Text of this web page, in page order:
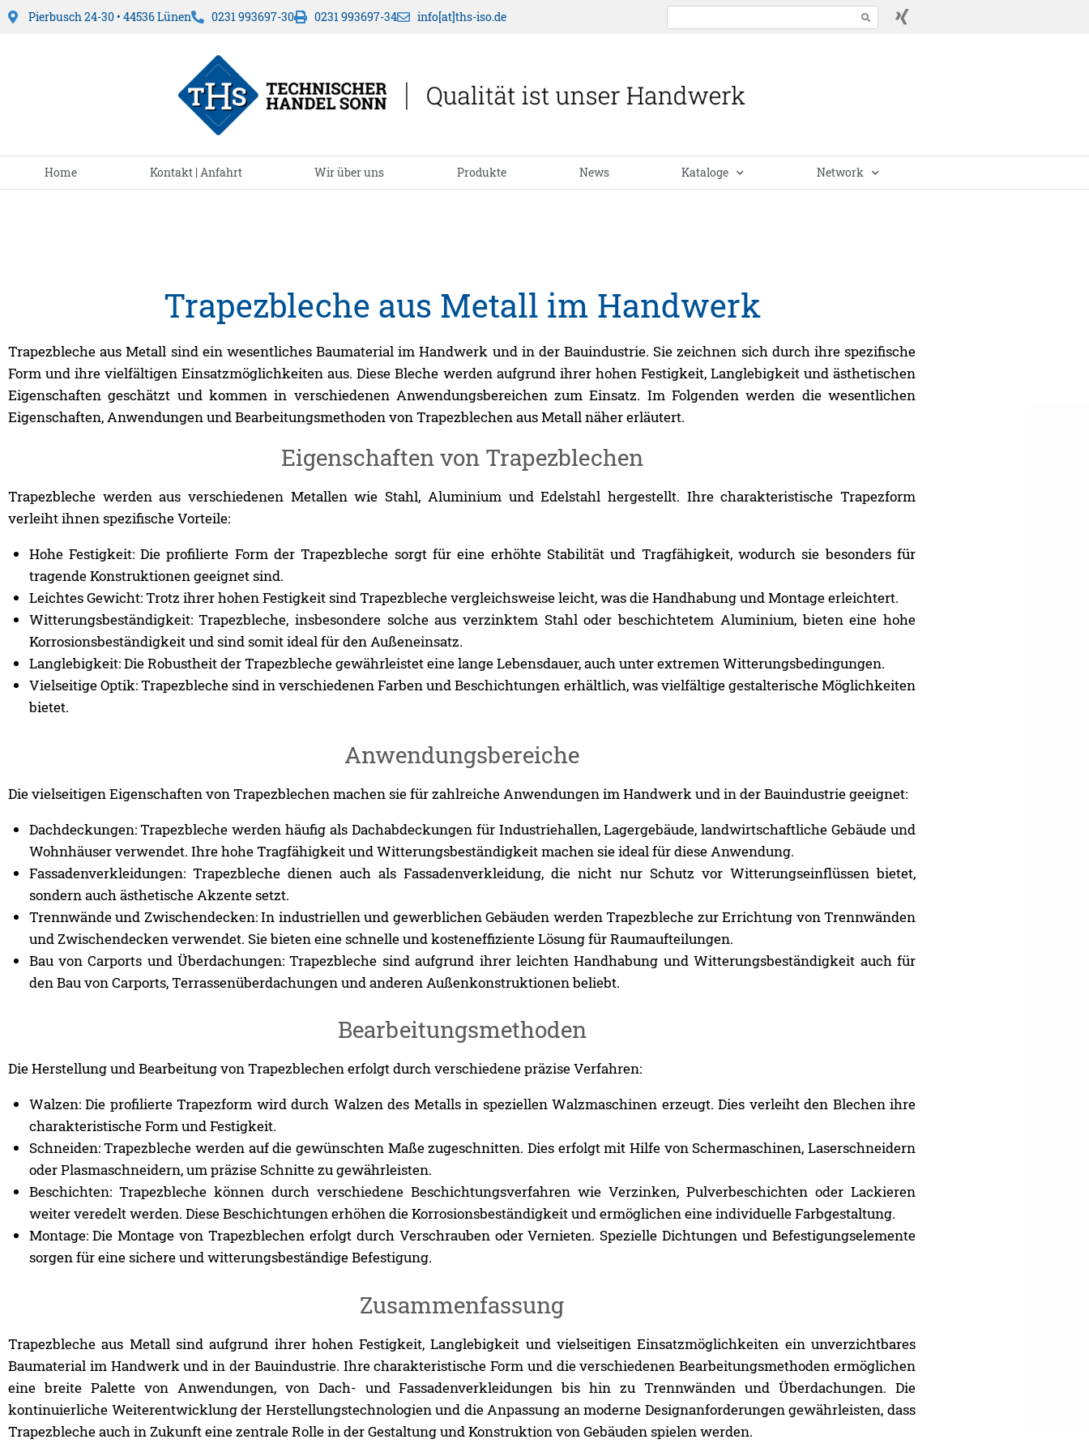
Pierbusch 24-30 • 44536 Lünen 0231 993697-30 0231 993697-34 info[at]ths-iso.de
Home Kontakt | Anfahrt Wir über uns Produkte News Kataloge Network
Trapezbleche aus Metall im Handwerk
Trapezbleche aus Metall sind ein wesentliches Baumaterial im Handwerk und in der Bauindustrie. Sie zeichnen sich durch ihre spezifische
Form und ihre vielfältigen Einsatzmöglichkeiten aus. Diese Bleche werden aufgrund ihrer hohen Festigkeit, Langlebigkeit und ästhetischen
Eigenschaften geschätzt und kommen in verschiedenen Anwendungsbereichen zum Einsatz. Im Folgenden werden die wesentlichen
Eigenschaften, Anwendungen und Bearbeitungsmethoden von Trapezblechen aus Metall näher erläutert.
Eigenschaften von Trapezblechen
Trapezbleche werden aus verschiedenen Metallen wie Stahl, Aluminium und Edelstahl hergestellt. Ihre charakteristische Trapezform
verleiht ihnen spezifische Vorteile:
Hohe Festigkeit: Die profilierte Form der Trapezbleche sorgt für eine erhöhte Stabilität und Tragfähigkeit, wodurch sie besonders für
tragende Konstruktionen geeignet sind.
Leichtes Gewicht: Trotz ihrer hohen Festigkeit sind Trapezbleche vergleichsweise leicht, was die Handhabung und Montage erleichtert.
Witterungsbeständigkeit: Trapezbleche, insbesondere solche aus verzinktem Stahl oder beschichtetem Aluminium, bieten eine hohe
Korrosionsbeständigkeit und sind somit ideal für den Außeneinsatz.
Langlebigkeit: Die Robustheit der Trapezbleche gewährleistet eine lange Lebensdauer, auch unter extremen Witterungsbedingungen.
Vielseitige Optik: Trapezbleche sind in verschiedenen Farben und Beschichtungen erhältlich, was vielfältige gestalterische Möglichkeiten
bietet.
Anwendungsbereiche
Die vielseitigen Eigenschaften von Trapezblechen machen sie für zahlreiche Anwendungen im Handwerk und in der Bauindustrie geeignet:
Dachdeckungen: Trapezbleche werden häufig als Dachabdeckungen für Industriehallen, Lagergebäude, landwirtschaftliche Gebäude und
Wohnhäuser verwendet. Ihre hohe Tragfähigkeit und Witterungsbeständigkeit machen sie ideal für diese Anwendung.
Fassadenverkleidungen: Trapezbleche dienen auch als Fassadenverkleidung, die nicht nur Schutz vor Witterungseinflüssen bietet,
sondern auch ästhetische Akzente setzt.
Trennwände und Zwischendecken: In industriellen und gewerblichen Gebäuden werden Trapezbleche zur Errichtung von Trennwänden
und Zwischendecken verwendet. Sie bieten eine schnelle und kosteneffiziente Lösung für Raumaufteilungen.
Bau von Carports und Überdachungen: Trapezbleche sind aufgrund ihrer leichten Handhabung und Witterungsbeständigkeit auch für
den Bau von Carports, Terrassenüberdachungen und anderen Außenkonstruktionen beliebt.
Bearbeitungsmethoden
Die Herstellung und Bearbeitung von Trapezblechen erfolgt durch verschiedene präzise Verfahren:
Walzen: Die profilierte Trapezform wird durch Walzen des Metalls in speziellen Walzmaschinen erzeugt. Dies verleiht den Blechen ihre
charakteristische Form und Festigkeit.
Schneiden: Trapezbleche werden auf die gewünschten Maße zugeschnitten. Dies erfolgt mit Hilfe von Schermaschinen, Laserschneidern
oder Plasmaschneidern, um präzise Schnitte zu gewährleisten.
Beschichten: Trapezbleche können durch verschiedene Beschichtungsverfahren wie Verzinken, Pulverbeschichten oder Lackieren
weiter veredelt werden. Diese Beschichtungen erhöhen die Korrosionsbeständigkeit und ermöglichen eine individuelle Farbgestaltung.
Montage: Die Montage von Trapezblechen erfolgt durch Verschrauben oder Vernieten. Spezielle Dichtungen und Befestigungselemente
sorgen für eine sichere und witterungsbeständige Befestigung.
Zusammenfassung
Trapezbleche aus Metall sind aufgrund ihrer hohen Festigkeit, Langlebigkeit und vielseitigen Einsatzmöglichkeiten ein unverzichtbares
Baumaterial im Handwerk und in der Bauindustrie. Ihre charakteristische Form und die verschiedenen Bearbeitungsmethoden ermöglichen
eine breite Palette von Anwendungen, von Dach- und Fassadenverkleidungen bis hin zu Trennwänden und Überdachungen. Die
kontinuierliche Weiterentwicklung der Herstellungstechnologien und die Anpassung an moderne Designanforderungen gewährleisten, dass
Trapezbleche auch in Zukunft eine zentrale Rolle in der Gestaltung und Konstruktion von Gebäuden spielen werden.